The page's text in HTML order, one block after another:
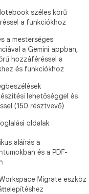
széles körű
a funkciókhoz
a mesterséges
a Gemini appban,
hozzáféréssel a
és funkciókhoz
lehetőséggel és
(150 résztvevő)
oldalak
aláírás a
és a PDF-
Migrate eszköz